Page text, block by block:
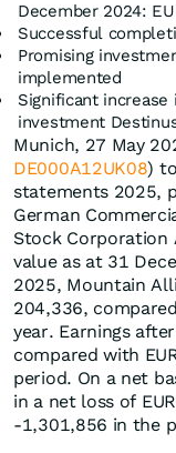
December 2024:
Successful
Promising
implemented
Significant
investment
Munich, 27 May
DE000A12UK08)
statements 2025,
German
Stock Corporation
value as at 31
2025, Mountain
204,336,
year. Earnings
compared with
period. On a net
in a net loss of
-1,301,856 in the